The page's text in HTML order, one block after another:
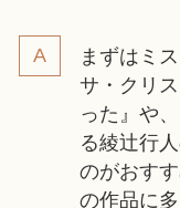
まずはミ
サ・クリ
った』や
る綾辻行
のがおす
の作品に